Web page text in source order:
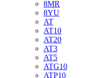
8MR
8YU
AT
AT10
AT20
AT3
AT5
ATG10
ATP10